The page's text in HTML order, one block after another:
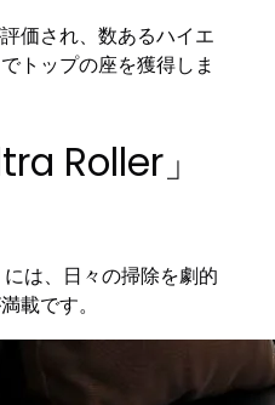
価され、数あるハイエ
トップの座を獲得しま
Roller」
は、日々の掃除を劇的
載です。